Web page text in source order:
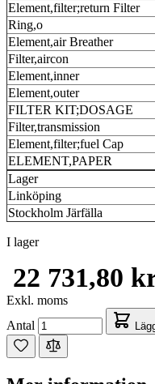
Element,filter;return Filter
Ring,o
Element,air Breather
Filter,aircon
Element,inner
Element,outer
FILTER KIT;DOSAGE
Filter,transmission
Element,filter;fuel Cap
ELEMENT,PAPER
Lager
Linköping
Stockholm Järfälla
I lager
22 731,80
Exkl. moms
Antal